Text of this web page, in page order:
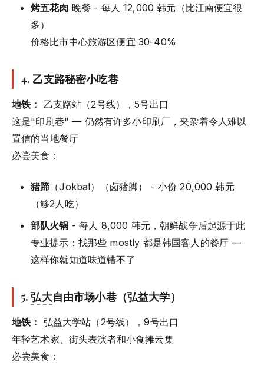
烤五花肉 晚餐 - 每人 12,000 韩元（比江南便宜很
多）
价格比市中心旅游区便宜 30-40%
4. 乙支路秘密小吃巷
地铁：
乙支路站（2号线），5号出口
这是"印刷巷" — 仍然有许多小印刷厂，夹杂着令人难以
置信的当地餐厅
必尝美食：
猪蹄 （Jokbal）（卤猪脚） - 小份 20,000 韩元
（够2人吃）
部队火锅 - 每人 8,000 韩元，朝鲜战争后起源于此
专业提示：找那些 mostly 都是韩国客人的餐厅 —
这样你就知道味道错不了
5.弘大自由市场小巷（弘益大学）
地铁： 弘益大学站（2号线），9号出口
年轻艺术家、街头表演者和小食摊云集
必尝美食：